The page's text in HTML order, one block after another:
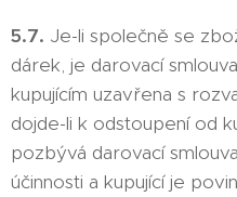
5.7. Je-li společně se
dárek, je darovací
kupujícím uzavřena s
dojde-li k odstoupení od
pozbývá darovací
účinnosti a kupující je